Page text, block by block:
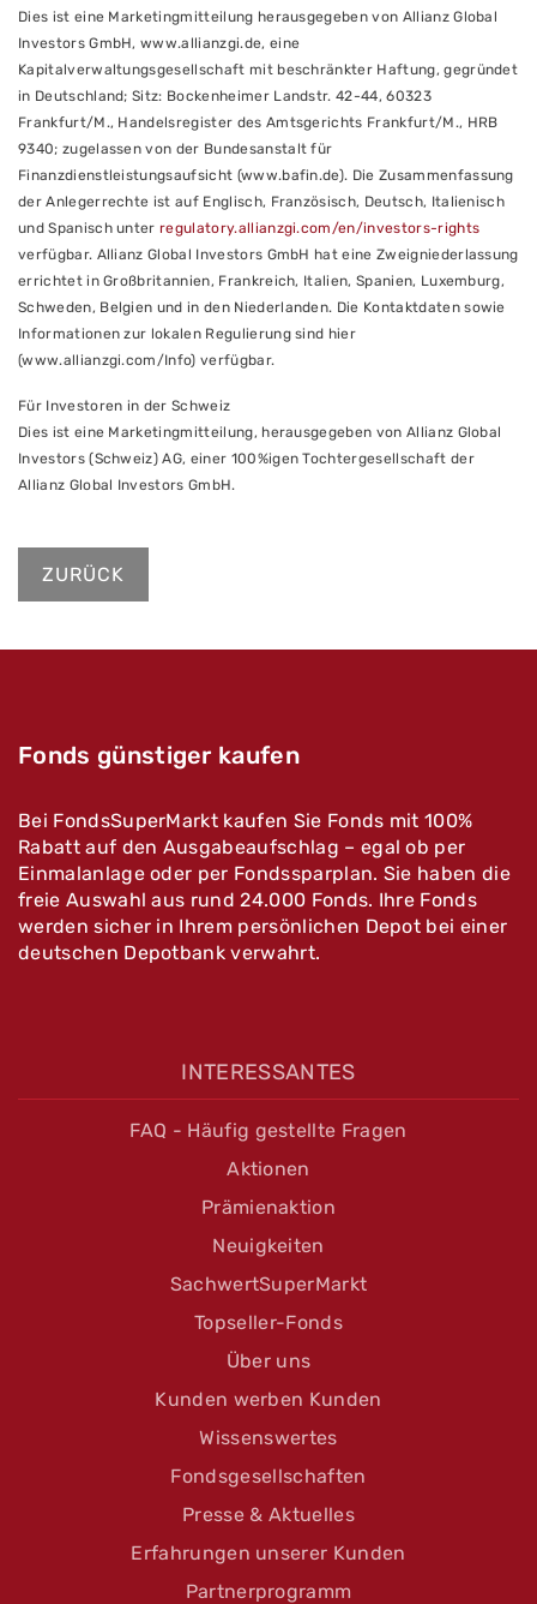
Dies ist eine Marketingmitteilung herausgegeben von Allianz Global
Investors GmbH, www.allianzgi.de, eine
Kapitalverwaltungsgesellschaft mit beschränkter Haftung, gegründet
in Deutschland; Sitz: Bockenheimer Landstr. 42-44, 60323
Frankfurt/M., Handelsregister des Amtsgerichts Frankfurt/M., HRB
9340; zugelassen von der Bundesanstalt für
Finanzdienstleistungsaufsicht (www.bafin.de). Die Zusammenfassung
der Anlegerrechte ist auf Englisch, Französisch, Deutsch, Italienisch
und Spanisch unterregulatory.allianzgi.com/en/investors-rights
verfügbar. Allianz Global Investors GmbH hat eine Zweigniederlassung
errichtet in Großbritannien, Frankreich, Italien, Spanien, Luxemburg,
Schweden, Belgien und in den Niederlanden. Die Kontaktdaten sowie
Informationen zur lokalen Regulierung sind hier
(www.allianzgi.com/Info) verfügbar.
Für Investoren in der Schweiz
Dies ist eine Marketingmitteilung, herausgegeben von Allianz Global
Investors (Schweiz) AG, einer 100%igen Tochtergesellschaft der
Allianz Global Investors GmbH.
ZURÜCK
Fonds günstiger kaufen
Bei FondsSuperMarkt kaufen Sie Fonds mit 100%
Rabatt auf den Ausgabeaufschlag – egal ob per
Einmalanlage oder per Fondssparplan. Sie haben die
freie Auswahl aus rund 24.000 Fonds. Ihre Fonds
werden sicher in Ihrem persönlichen Depot bei einer
deutschen Depotbank verwahrt.
INTERESSANTES
FAQ - Häufig gestellte Fragen
Aktionen
Prämienaktion
Neuigkeiten
SachwertSuperMarkt
Topseller-Fonds
Über uns
Kunden werben Kunden
Wissenswertes
Fondsgesellschaften
Presse & Aktuelles
Erfahrungen unserer Kunden
Partnerprogramm